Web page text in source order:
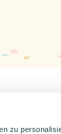
zu